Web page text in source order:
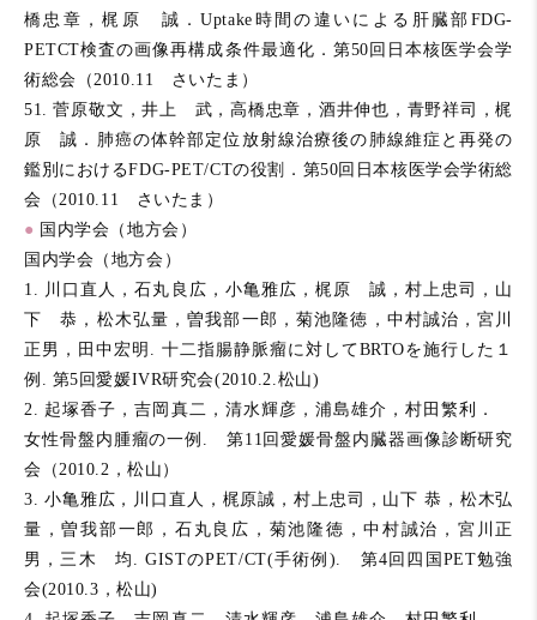
橋忠章，梶原 誠．Uptake時間の違いによる肝臓部FDG-
PETCT検査の画像再構成条件最適化．第50回日本核医学会学
術総会（2010.11 さいたま）
51. 菅原敬文，井上 武，高橋忠章，酒井伸也，青野祥司，梶
原 誠．肺癌の体幹部定位放射線治療後の肺線維症と再発の
鑑別におけるFDG-PET/CTの役割．第50回日本核医学会学術総
会（2010.11 さいたま）
● 国内学会（地方会）
国内学会（地方会）
1. 川口直人，石丸良広，小亀雅広，梶原 誠，村上忠司，山
下 恭，松木弘量，曽我部一郎，菊池隆徳，中村誠治，宮川
正男，田中宏明. 十二指腸静脈瘤に対してBRTOを施行した１
例. 第5回愛媛IVR研究会(2010.2.松山)
2. 起塚香子，吉岡真二，清水輝彦，浦島雄介，村田繁利．
女性骨盤内腫瘤の一例. 第11回愛媛骨盤内臓器画像診断研究
会（2010.2，松山）
3. 小亀雅広，川口直人，梶原誠，村上忠司，山下 恭，松木弘
量，曽我部一郎，石丸良広，菊池隆徳，中村誠治，宮川正
男，三木 均. GISTのPET/CT(手術例). 第4回四国PET勉強
会(2010.3，松山)